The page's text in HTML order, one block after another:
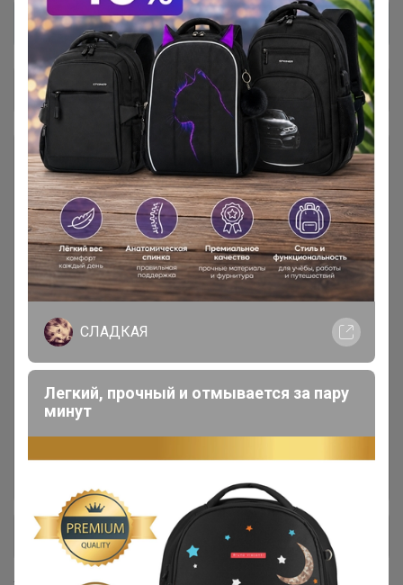
Общий каталог
💬 Телеграм чат -
присоединяйтесь
1
⚡️ SALE⚡️ Распродажа скидки до
50%
87
1. Ванная комната 235
11. Мебель
12. Кабели для телефонов
2. Спальня . Постельное ,
+ Ещё 10 каталогов
СЛАДКАЯ
Легкий, прочный и отмывается за пару
минут